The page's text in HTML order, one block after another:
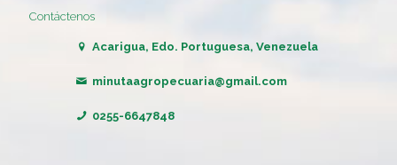
Contáctenos
Acarigua, Edo. Portuguesa, Venezuela
minutaagropecuaria@gmail.com
0255-6647848